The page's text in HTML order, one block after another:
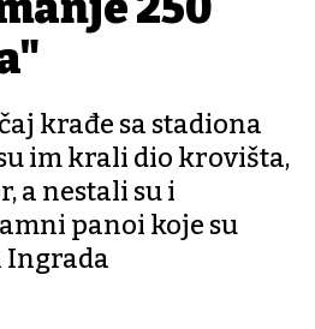
krađe sa stadiona
su im krali dio krovišta,
a nestali su i
panoi koje su
Ingrada